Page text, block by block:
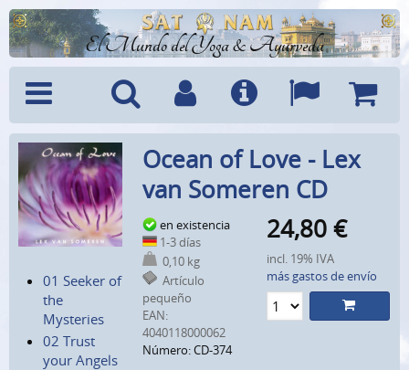
El Mundo del Yoga & Ayurveda
Menú Búsquedad
CuentaInfo IdiomasCesta
01 Seeker of
the
Mysteries
02 Trust
your Angels
Ocean of Love - Lex
van Someren CD
en existencia
1-3 días
0,10 kg
Artículo
pequeño
EAN:
4040118000062
Número: CD-374
24,80 €
incl. 19% IVA
más gastos de envío